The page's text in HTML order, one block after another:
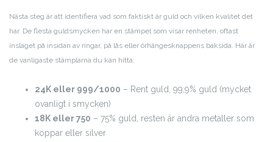
Nästa steg är att identifiera vad som faktiskt är guld och vilken kvalitet det
har. De flesta guldsmycken har en stämpel som visar renheten, oftast
inslaget på insidan av ringar, på lås eller örhängesknappens baksida. Här är
de vanligaste stämplarna du kan hitta:
24K eller 999/1000 – Rent guld, 99,9% guld (mycket
ovanligt i smycken)
18K eller 750 – 75% guld, resten är andra metaller som
koppar eller silver